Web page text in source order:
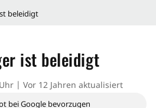
beleidigt
ist beleidigt
Vor 12 Jahren aktualisiert
bei Google bevorzugen